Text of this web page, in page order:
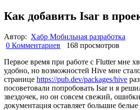
Как добавить Isar в
Автор: Хабр Мобильная разработка
0 Комментариев
168 просмотров
Первое время при работе с Flutter мне
удобно, но возможностей Hive мне
странице https://pub.dev/packages/hive
посоветовали попробовать Isar и я
звездочек, но он совсем свежий, ошибки
документация оставляет большие белые